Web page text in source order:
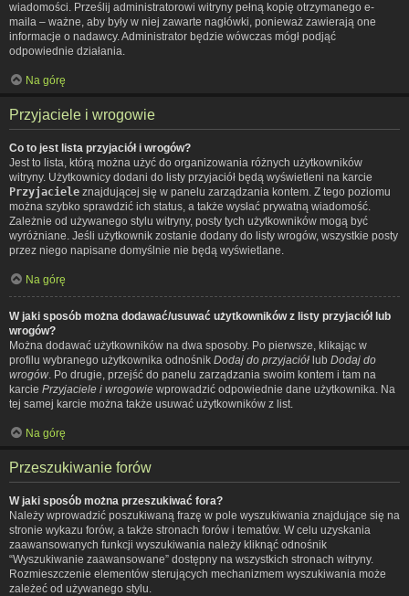
wiadomości. Prześlij administratorowi witryny pełną kopię otrzymanego e-
maila – ważne, aby były w niej zawarte nagłówki, ponieważ zawierają one
informacje o nadawcy. Administrator będzie wówczas mógł podjąć
odpowiednie działania.
Na górę
Przyjaciele i wrogowie
Co to jest lista przyjaciół i wrogów?
Jest to lista, którą można użyć do organizowania różnych użytkowników
witryny. Użytkownicy dodani do listy przyjaciół będą wyświetleni na karcie
Przyjaciele znajdującej się w panelu zarządzania kontem. Z tego poziomu
można szybko sprawdzić ich status, a także wysłać prywatną wiadomość.
Zależnie od używanego stylu witryny, posty tych użytkowników mogą być
wyróżniane. Jeśli użytkownik zostanie dodany do listy wrogów, wszystkie posty
przez niego napisane domyślnie nie będą wyświetlane.
Na górę
W jaki sposób można dodawać/usuwać użytkowników z listy przyjaciół lub
wrogów?
Można dodawać użytkowników na dwa sposoby. Po pierwsze, klikając w
profilu wybranego użytkownika odnośnik Dodaj do przyjaciół lub Dodaj do
wrogów . Po drugie, przejść do panelu zarządzania swoim kontem i tam na
karcie Przyjaciele i wrogowie wprowadzić odpowiednie dane użytkownika. Na
tej samej karcie można także usuwać użytkowników z list.
Na górę
Przeszukiwanie forów
W jaki sposób można przeszukiwać fora?
Należy wprowadzić poszukiwaną frazę w pole wyszukiwania znajdujące się na
stronie wykazu forów, a także stronach forów i tematów. W celu uzyskania
zaawansowanych funkcji wyszukiwania należy kliknąć odnośnik
“Wyszukiwanie zaawansowane” dostępny na wszystkich stronach witryny.
Rozmieszczenie elementów sterujących mechanizmem wyszukiwania może
zależeć od używanego stylu.